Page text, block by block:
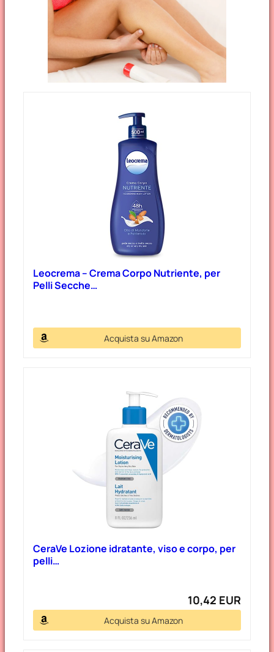
Leocrema – Crema Corpo Nutriente, per
Pelli Secche…
Acquista su Amazon
CeraVe Lozione idratante, viso e corpo, per
pelli…
10,42 EUR
Acquista su Amazon